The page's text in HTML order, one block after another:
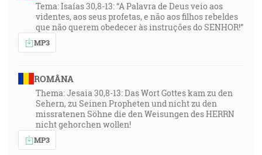
Tema: Isaías 30,8-13: “A Palavra de Deus veio aos
videntes, aos seus profetas, e não aos filhos rebeldes
que não querem obedecer às instruções do SENHOR!”
MP3
ROMÂNA
Thema: Jesaia 30,8-13: Das Wort Gottes kam zu den
Sehern, zu Seinen Propheten und nicht zu den
missratenen Söhne die den Weisungen des HERRN
nicht gehorchen wollen!
MP3